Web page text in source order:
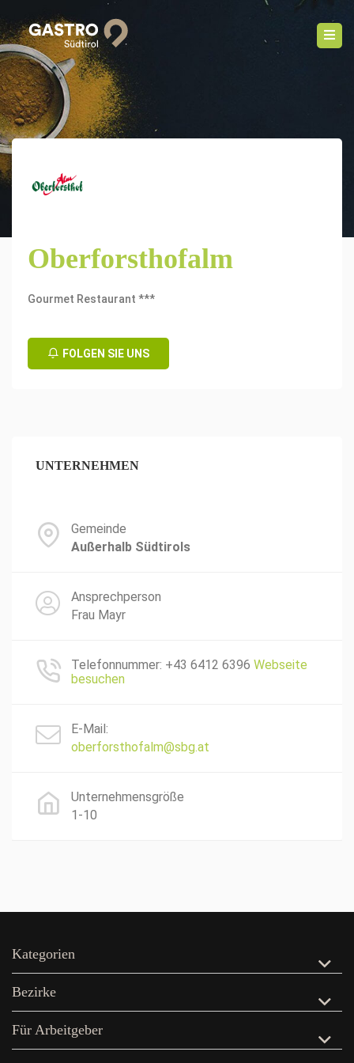
Oberforsthofalm
Gourmet Restaurant ***
FOLGEN SIE UNS
UNTERNEHMEN
Gemeinde
Außerhalb Südtirols
Ansprechperson
Frau Mayr
Telefonnummer: +43 6412 6396 Webseite
besuchen
E-Mail:
oberforsthofalm@sbg.at
Unternehmensgröße
1-10
Kategorien
Bezirke
Für Arbeitgeber